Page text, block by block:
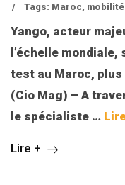
/
Tags: Maroc,
Yango, acteur
l’échelle mondiale,
test au Maroc,
(Cio Mag) – A
le spécialiste …
Lire +